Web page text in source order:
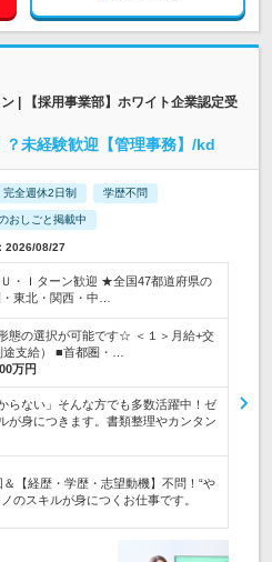
| 【採用事業部】ホワイト企業認定受
未経験歓迎【管理事務】/kd
完全週休2日制 学歴不問
おしごと掲載中
2026/08/27
・Ｉターン歓迎 ★全国47都道府県の
東北・関西・中…
態の選択が可能です☆ ＜１＞月給+交
支給） ■首都圏・…
万円
らない」そんな方でも多数活躍中！ゼ
が身につきます。書類整理やカンタン
【経歴・学歴・志望動機】不問！“や
のスキルが身につくお仕事です。